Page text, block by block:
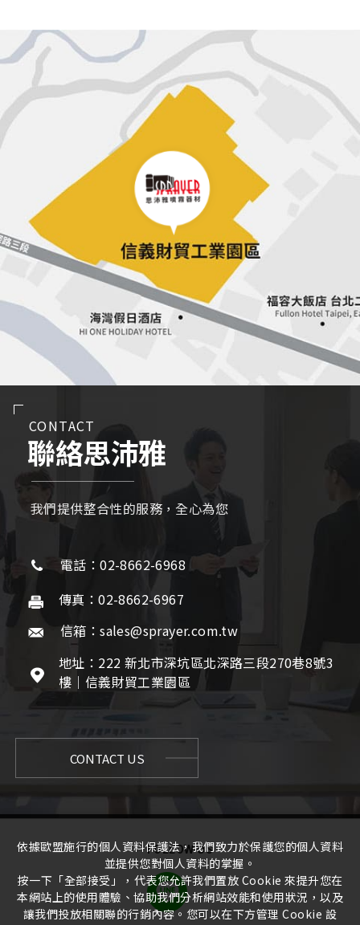
CONTACT
聯絡思沛雅
我們提供整合性的服務，全心為您
電話：02-8662-6968
傳真：02-8662-6967
信箱：sales@sprayer.com.tw
地址：222 新北市深坑區北深路三段270巷8號3
樓｜信義財貿工業園區
CONTACT US
FOLLOW US
依據歐盟施行的個人資料保護法，我們致力於保護您的個人資料
並提供您對個人資料的掌握。
按一下「全部接受」，代表您允許我們置放 Cookie 來提升您在
本網站上的使用體驗、協助我們分析網站效能和使用狀況，以及
讓我們投放相關聯的行銷內容。您可以在下方管理 Cookie 設